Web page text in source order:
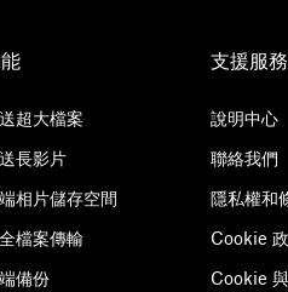
超大檔案
長影片
相片儲存空間
檔案傳輸
備份
支援服務
說明中心
聯絡我們
隱私權和
Cookie
Cookie